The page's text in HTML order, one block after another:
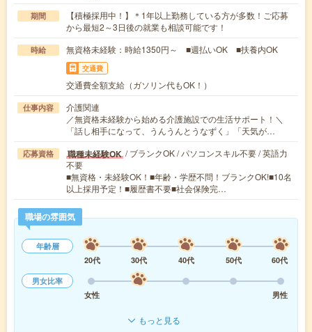
期間
【積極採用中！】＊1年以上勤務している方が多数！ご応募
から最短2～3日後の就業も相談可能です！
時給 無資格未経験：時給1350円～ ■週払いOK ■扶養内OK
交通費
交通費全額支給（ガソリン代もOK！）
仕事内容
介護関連
／無資格未経験から始める介護施設での生活サポート！＼
「話し相手になって、うんうんとうなずく」「天気が…
応募資格 職種未経験OK / ブランクOK / パソコンスキル不要 / 英語力
不要
■無資格・未経験OK！■年齢・学歴不問！ブランクOK!■10名
以上採用予定！■履歴書不要■社会保険完…
職場の雰囲気
年齢層
20代
30代 40代 50代
60代
男女比率
女性
男性
もっと見る